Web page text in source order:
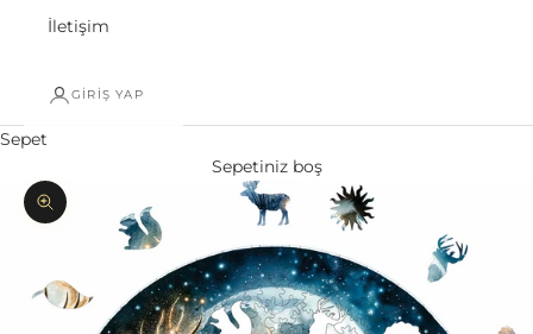
İletişim
GIRIŞ YAP
Sepet
Sepetiniz boş
Yakınlaştır